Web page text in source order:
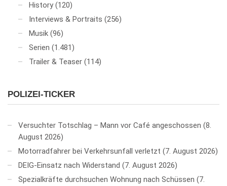
History (120)
Interviews & Portraits (256)
Musik (96)
Serien (1.481)
Trailer & Teaser (114)
POLIZEI-TICKER
Versuchter Totschlag – Mann vor Café angeschossen 8.
August 2026
Motorradfahrer bei Verkehrsunfall verletzt
7. August 2026
DEIG-Einsatz nach Widerstand
7. August 2026
Spezialkräfte durchsuchen Wohnung nach Schüssen
7.